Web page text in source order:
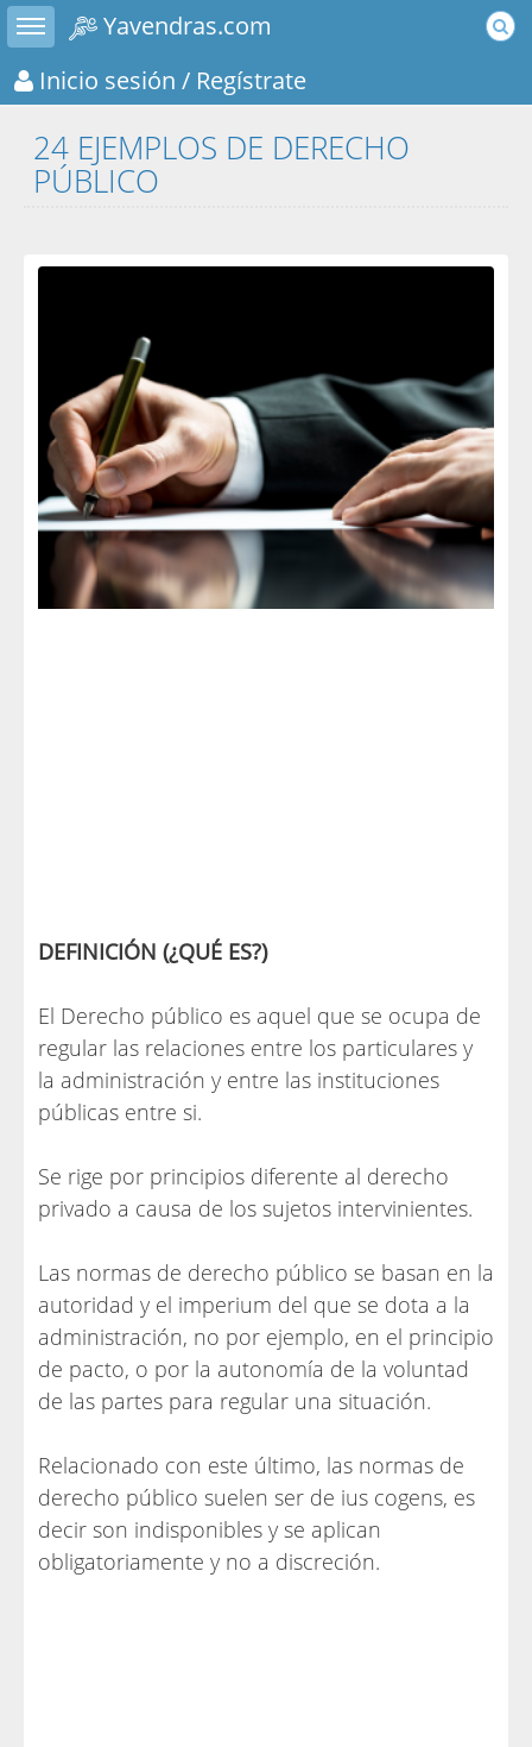
Toggle sidebar
Yavendras.com
Inicio sesión / Regístrate
24 EJEMPLOS DE DERECHO
PÚBLICO
DEFINICIÓN (¿QUÉ ES?)
El Derecho público es aquel que se ocupa de
regular las relaciones entre los particulares y
la administración y entre las instituciones
públicas entre si.
Se rige por principios diferente al derecho
privado a causa de los sujetos intervinientes.
Las normas de derecho público se basan en la
autoridad y el imperium del que se dota a la
administración, no por ejemplo, en el principio
de pacto, o por la autonomía de la voluntad
de las partes para regular una situación.
Relacionado con este último, las normas de
derecho público suelen ser de ius cogens, es
decir son indisponibles y se aplican
obligatoriamente y no a discreción.